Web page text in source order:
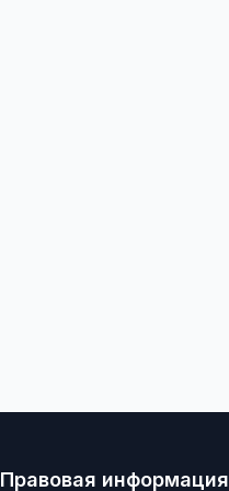
Правовая информация